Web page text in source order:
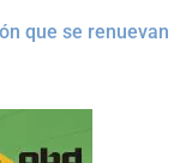
que se renuevan